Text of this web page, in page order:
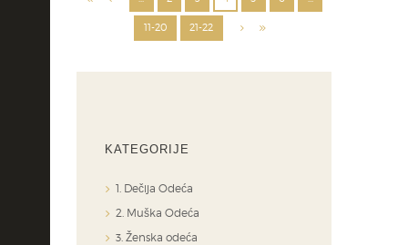
11-20 21-22
KATEGORIJE
1. Dečija Odeća
2. Muška Odeća
3. Ženska odeća